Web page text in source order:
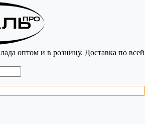
оптом и в розницу. Доставка по всей